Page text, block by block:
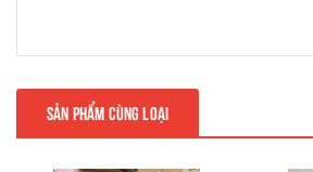
xuyên lao động nặng nhọc
- Dùng cho người hay tập luyện thể thao
- Dùng cho người hay bị stress do áp lục
SẢN PHẨM CÙNG LOẠI